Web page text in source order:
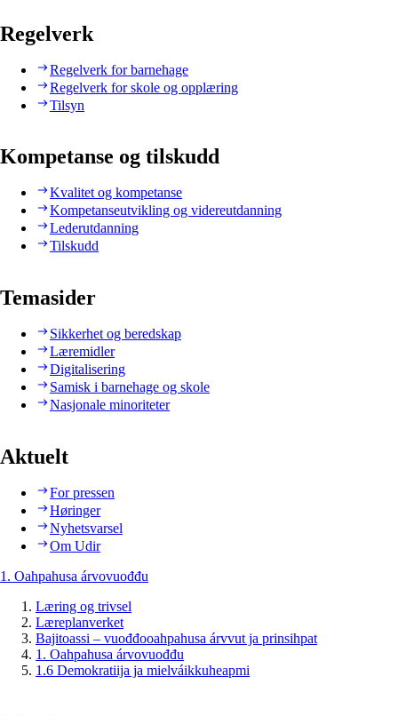
Regelverk
Regelverk for barnehage
Regelverk for skole og opplæring
Tilsyn
Kompetanse og tilskudd
Kvalitet og kompetanse
Kompetanseutvikling og videreutdanning
Lederutdanning
Tilskudd
Temasider
Sikkerhet og beredskap
Læremidler
Digitalisering
Samisk i barnehage og skole
Nasjonale minoriteter
Aktuelt
For pressen
Høringer
Nyhetsvarsel
Om Udir
1. Oahpahusa árvovuođđu
Læring og trivsel
Læreplanverket
Bajitoassi – vuođđooahpahusa árvvut ja prinsihpat
1. Oahpahusa árvovuođđu
1.6 Demokratiija ja mielváikkuheapmi